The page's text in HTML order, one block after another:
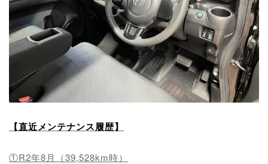
【直近メンテナンス履歴】
①R2年8月（39,528km時）